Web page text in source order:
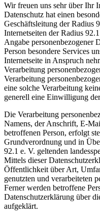
Wir freuen uns sehr über Ihr
Datenschutz hat einen
Geschäftsleitung der Radius
Internetseiten der Radius
Angabe personenbezogener
Person besondere Services
Internetseite in Anspruch
Verarbeitung
Verarbeitung
eine solche Verarbeitung
generell eine Einwilligung
Die Verarbeitung
Namens, der Anschrift, E-
betroffenen Person, erfolgt
Grundverordnung und in
92.1 e. V. geltenden
Mittels dieser
Öffentlichkeit über Art,
genutzten und verarbeiteten
Ferner werden betroffene
Datenschutzerklärung über
aufgeklärt.